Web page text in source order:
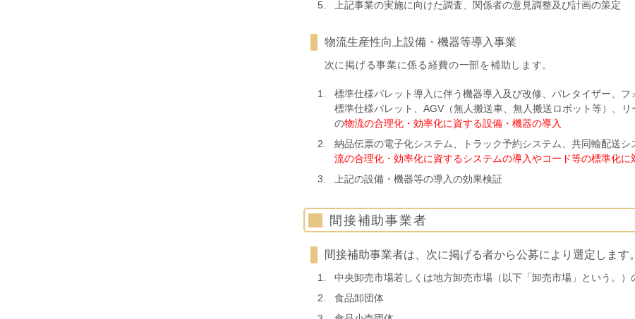
上記事業の実施に向けた調査、関係者の意見調整及び計画の策定
物流生産性向上設備・機器等導入事業
次に掲げる事業に係る経費の一部を補助します。
標準仕様パレット導入に伴う機器導入及び改修、パレタイザー、フ
標準仕様パレット、AGV（無人搬送車、無人搬送ロボット等）、
の物流の合理化・効率化に資する設備・機器の導入
納品伝票の電子化システム、トラック予約システム、共同輸配送
流の合理化・効率化に資するシステムの導入やコード等の標準化
上記の設備・機器等の導入の効果検証
間接補助事業者
間接補助事業者は、次に掲げる者から公募により選定します。
中央卸売市場若しくは地方卸売市場（以下「卸売市場」という。
食品卸団体